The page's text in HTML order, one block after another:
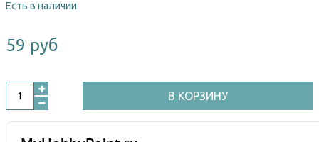
Есть в наличии
59 руб
В КОРЗИНУ